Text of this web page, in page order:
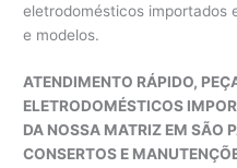
eletrodomésticos importados
e modelos.
ATENDIMENTO RÁPIDO,
ELETRODOMÉSTICOS
DA NOSSA MATRIZ EM SÃO
CONSERTOS E